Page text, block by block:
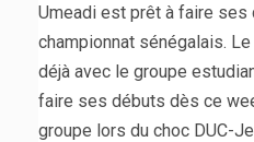
Umeadi est prêt à faire ses
championnat sénégalais.
déjà avec le groupe
faire ses débuts dès ce
groupe lors du choc DUC-